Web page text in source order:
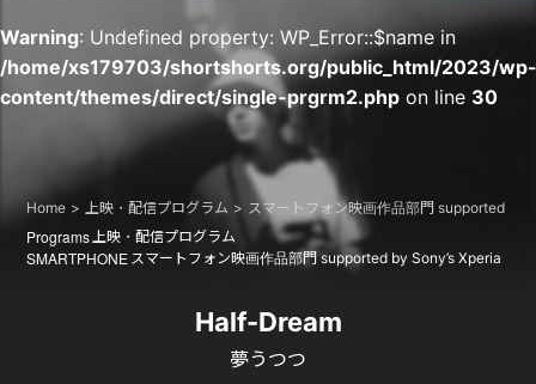
Warning: Undefined property: WP_Error::$name in
/home/xs179703/shortshorts.org/public_html/2023/wp-
content/themes/direct/single-prgrm2.php on line 30
Home 上映・配信プログラム スマートフォン映画作品部門 supported by
Programs上映・配信プログラム
SMARTPHONE スマートフォン映画作品部門 supported by Sony’s Xperia
Half-Dream
夢うつつ